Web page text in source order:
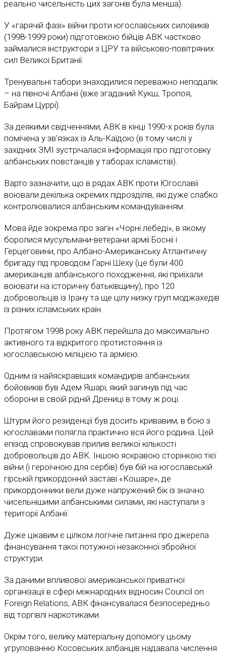
реально чисельність цих загонів була менша).
У «гарячій фазі» війни проти югославських силовиків
(1998-1999 роки) підготовкою бійців АВК частково
займалися інструктори з ЦРУ та військово-повітряних
сил Великої Британії.
Тренувальні табори знаходилися переважно неподалік
– на півночі Албанії (вже згаданий Кукш, Тропоя,
Байрам Цуррі).
За деякими свідченнями, АВК в кінці 1990-х років була
помічена у зв’язках із Аль-Каїдою (в тому числі у
західних ЗМІ зустрічалася інформація про підготовку
албанських повстанців у таборах ісламістів).
Варто зазначити, що в рядах АВК проти Югославії
воювали декілька окремих підрозділів, які дуже слабко
контролювалися албанським командуванням.
Мова йде зокрема про загін «Чорні лебеді», в якому
боролися мусульмани-ветерани армії Боснії і
Герцеговини, про Албано-Американську Атлантичну
бригаду під проводом Гарні Шеху (це були 400
американців албанського походження, які приїхали
воювати на історичну батьківщину), про 120
добровольців із Ірану та ще цілу низку груп моджахедів
із різних ісламських країн.
Протягом 1998 року АВК перейшла до максимально
активного та відкритого протистояння із
югославською міліцією та армією.
Одним із найяскравіших командирів албанських
бойовиків був Адем Яшарі, який загинув під час
оборони в своїй рідній Дрениці в тому ж році.
Штурм його резиденції був досить кривавим, в бою з
югославами полягла практично вся його родина. Цей
епізод спровокував прилив великої кількості
добровольців до АВК. Іншою яскравою сторінкою тієї
війни (і героїчною для сербів) був бій на югославській
гірській прикордонній заставі «Кошаре», де
прикордонники вели дуже напружений бік із значно
чисельнішими албанськими силами, які наступали з
території Албанії.
Дуже цікавим є цілком логічне питання про джерела
фінансування такої потужної незаконної збройної
структури.
За даними впливової американської приватної
організації в сфері міжнародних відносин Council on
Foreign Relations, АВК фінансувалася безпосередньо
від торгівлі наркотиками.
Окрім того, велику матеріальну допомогу цьому
угрупованню Косовських албанців надавала числення